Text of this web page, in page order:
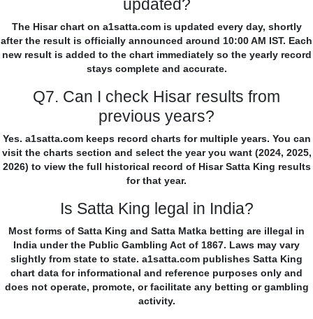
updated?
The Hisar chart on a1satta.com is updated every day, shortly
after the result is officially announced around 10:00 AM IST. Each
new result is added to the chart immediately so the yearly record
stays complete and accurate.
Q7. Can I check Hisar results from
previous years?
Yes. a1satta.com keeps record charts for multiple years. You can
visit the charts section and select the year you want (2024, 2025,
2026) to view the full historical record of Hisar Satta King results
for that year.
Is Satta King legal in India?
Most forms of Satta King and Satta Matka betting are illegal in
India under the Public Gambling Act of 1867. Laws may vary
slightly from state to state. a1satta.com publishes Satta King
chart data for informational and reference purposes only and
does not operate, promote, or facilitate any betting or gambling
activity.